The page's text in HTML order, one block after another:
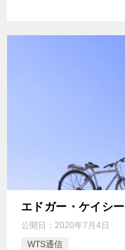
エドガー・ケイシ
公開日： 2020年7月4日
WTS通信